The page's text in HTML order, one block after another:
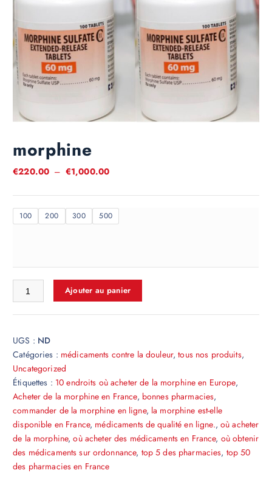
morphine
€220.00 – €1,000.00P
a
g
e
p
r
i
€
2
0
.
0
0
à
€
100 200 300 500
quantité de morphineAjouter au panier
UGS : ND
Catégories : médicaments contre la douleur,tous nos produits,
Uncategorized
Étiquettes : 10 endroits où acheter de la morphine en Europe,
Acheter de la morphine en France, bonnes pharmacies,
commander de la morphine en ligne, la morphine est-elle
disponible en France, médicaments de qualité en ligne.,où acheter
de la morphine,où acheter des médicaments en France, où obtenir
des médicaments sur ordonnance, top 5 des pharmacies, top 50
des pharmacies en France